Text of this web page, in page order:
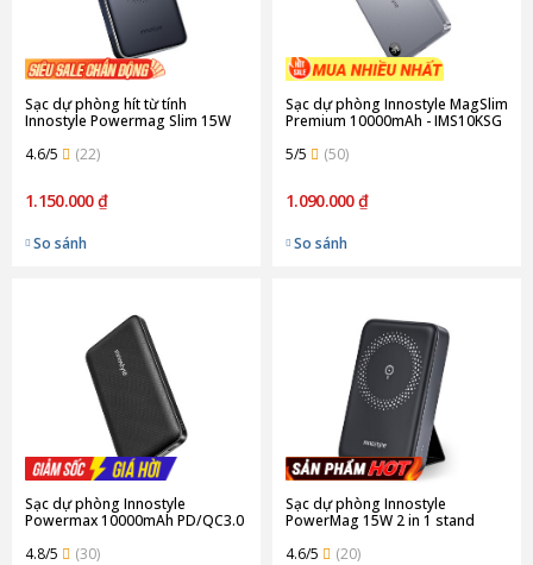
Sạc dự phòng hít từ tính
Innostyle Powermag Slim 15W
Gray (Chính Hãng) (IM20PD)
4.6/5 (22)
1.150.000 ₫
So sánh
Sạc dự phòng Innostyle MagSlim
Premium 10000mAh - IMS10KSG
5/5
(50)
1.090.000 ₫
So sánh
Sạc dự phòng Innostyle
Powermax 10000mAh PD/QC3.0
(IP20PDBLK)
4.8/5 (30)
Sạc dự phòng Innostyle
PowerMag 15W 2 in 1 stand
(Chính Hãng) (IS20PDBLK)
4.6/5 (20)